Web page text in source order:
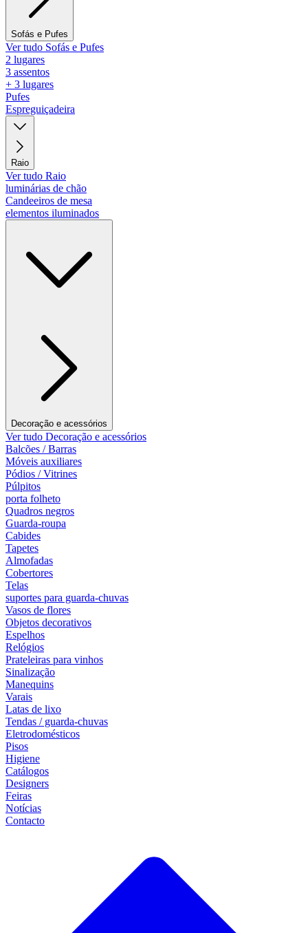
Sofás e Pufes
Ver tudo Sofás e Pufes
2 lugares
3 assentos
+ 3 lugares
Pufes
Espreguiçadeira
Raio
Ver tudo Raio
luminárias de chão
Candeeiros de mesa
elementos iluminados
Decoração e acessórios
Ver tudo Decoração e acessórios
Balcões / Barras
Móveis auxiliares
Pódios / Vitrines
Púlpitos
porta folheto
Quadros negros
Guarda-roupa
Cabides
Tapetes
Almofadas
Cobertores
Telas
suportes para guarda-chuvas
Vasos de flores
Objetos decorativos
Espelhos
Relógios
Prateleiras para vinhos
Sinalização
Manequins
Varais
Latas de lixo
Tendas / guarda-chuvas
Eletrodomésticos
Pisos
Higiene
Catálogos
Designers
Feiras
Notícias
Contacto